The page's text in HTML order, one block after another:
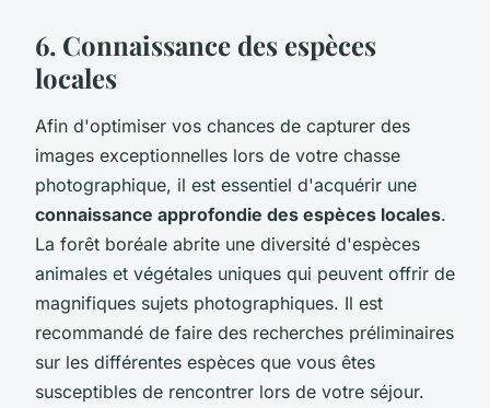
6. Connaissance des espèces
locales
Afin d'optimiser vos chances de capturer des
images exceptionnelles lors de votre chasse
photographique, il est essentiel d'acquérir une
connaissance approfondie des espèces locales.
La forêt boréale abrite une diversité d'espèces
animales et végétales uniques qui peuvent offrir de
magnifiques sujets photographiques. Il est
recommandé de faire des recherches préliminaires
sur les différentes espèces que vous êtes
susceptibles de rencontrer lors de votre séjour.